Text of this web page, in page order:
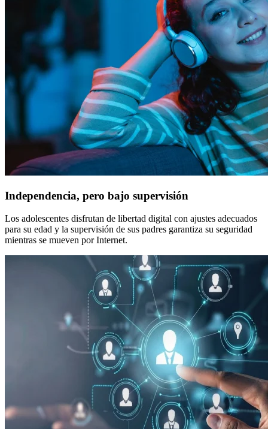
Independencia, pero bajo supervisión
Los adolescentes disfrutan de libertad digital con ajustes adecuados
para su edad y la supervisión de sus padres garantiza su seguridad
mientras se mueven por Internet.